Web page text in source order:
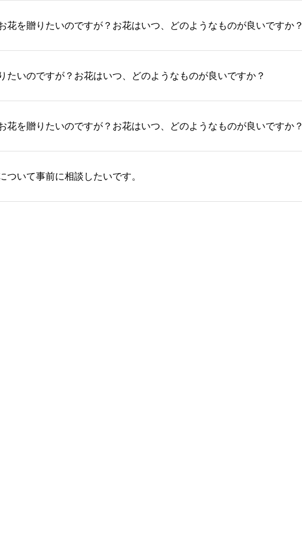
花を贈りたいのですが？お花はいつ、どのようなものが良いですか？
たいのですが？お花はいつ、どのようなものが良いですか？
花を贈りたいのですが？お花はいつ、どのようなものが良いですか？
ついて事前に相談したいです。